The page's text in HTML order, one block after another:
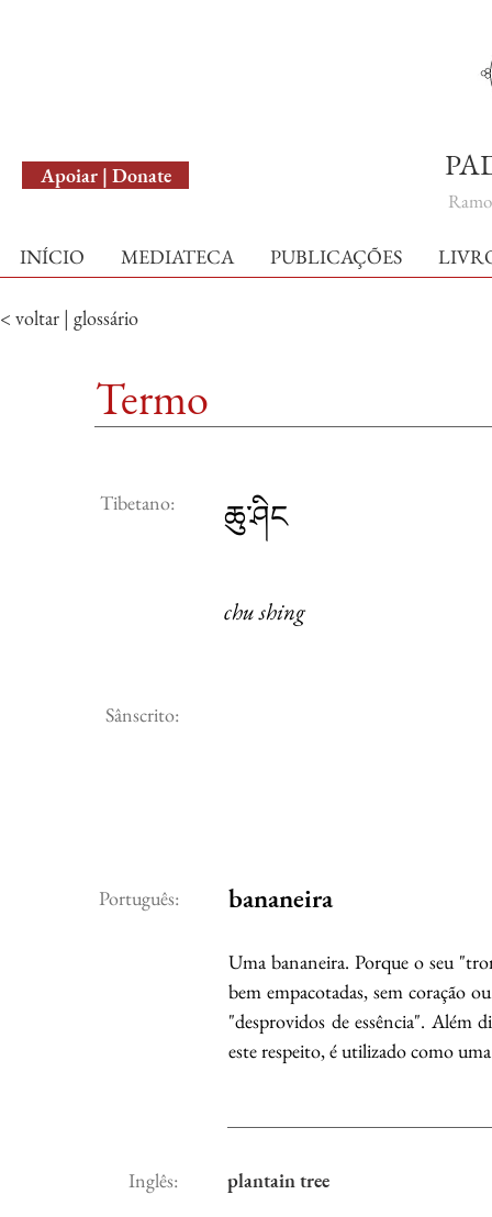
Apoiar | Donate
INÍCIO MEDIATECA PUBLICAÇÕES
< voltar | glossário
Termo
Tibetano: ཆུ་ཤིང
chu shing
Sânscrito:
Português: bananeira
Uma bananeira. Porque o seu
bem empacotadas, sem coração
"desprovidos de essência". Além
este respeito, é utilizado como
Inglês:
plantain tree